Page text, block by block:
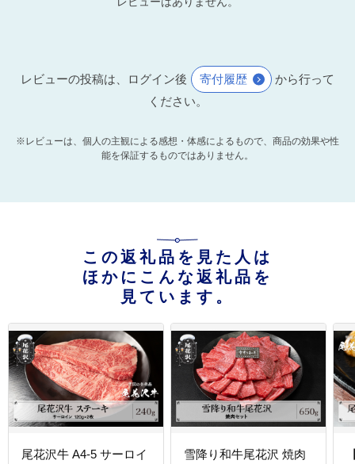
レビューの投稿は、ログイン後 寄付履歴
から行って
ください。
※レビューは、個人の主観による感想・体感によるもので、商品の効果や性
能を保証するものではありません。
この返礼品を見た人は
ほかにこんな返礼品を
見ています。
尾花沢牛 A4-5 サーロイ
雪降り和牛尾花沢 焼肉